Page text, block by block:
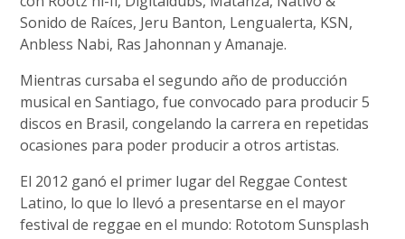
Sonido de Raíces, Jeru Banton, Lengualerta, KSN,
Anbless Nabi, Ras Jahonnan y Amanaje.
Mientras cursaba el segundo año de producción
musical en Santiago, fue convocado para producir 5
discos en Brasil, congelando la carrera en repetidas
ocasiones para poder producir a otros artistas.
El 2012 ganó el primer lugar del Reggae Contest
Latino, lo que lo llevó a presentarse en el mayor
festival de reggae en el mundo: Rototom Sunsplash